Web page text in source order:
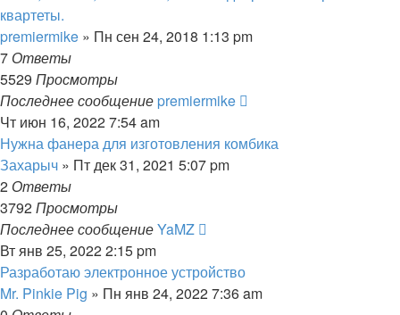
квартеты.
premiermike » Пн сен 24, 2018 1:13 pm
7 Ответы
5529 Просмотры
Последнее сообщение premiermike
Чт июн 16, 2022 7:54 am
Нужна фанера для изготовления комбика
Захарыч » Пт дек 31, 2021 5:07 pm
2 Ответы
3792Просмотры
Последнее сообщениеYaMZ
Вт янв 25, 2022 2:15 pm
Разработаю электронное устройство
Mr. Pinkie Pig » Пн янв 24, 2022 7:36 am